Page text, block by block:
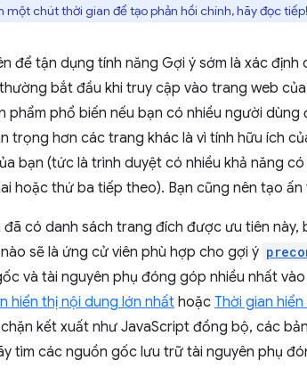
một chút thời gian để tạo phản hồi chính, hãy đọc tiếp!
để tận dụng tính năng Gợi ý sớm là xác
bắt đầu khi truy cập vào trang web
phẩm phổ biến nếu bạn có nhiều người
trọng hơn các trang khác là vì tính hữu ích
bạn (tức là trình duyệt có nhiều khả năng
hoặc thứ ba tiếp theo). Bạn cũng nên tạo
đã có danh sách trang đích được ưu tiên
sẽ là ứng cử viên phù hợp cho gợi ý
và tài nguyên phụ đóng góp nhiều nhất
hiển thị nội dung lớn nhấthoặc Thời gian
kết xuất như JavaScript đồng bộ, các
tìm các nguồn gốc lưu trữ tài nguyên phụ